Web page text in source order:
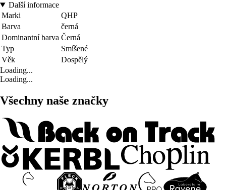
Další informace
Marki
QHP
Barva
černá
Dominantní barva Černá
Typ
Smíšené
Věk
Dospělý
Loading...
Loading...
Všechny naše značky